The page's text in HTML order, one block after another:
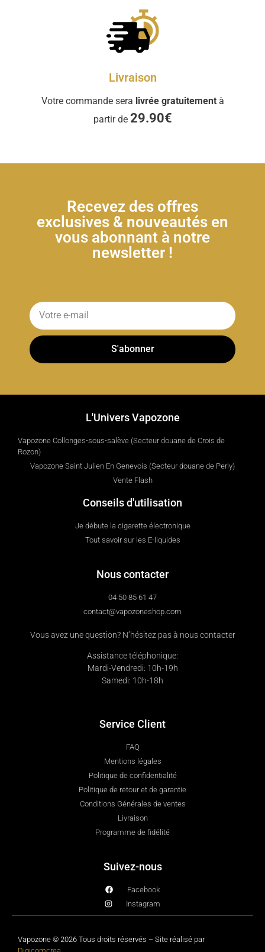
Livraison
Votre commande sera livrée gratuitement à
partir de 29.90€
Recevez des offres
exclusives & nouveautés en
vous abonnant à notre
newsletter !
S'abonner
L'Univers Vapozone
Vapozone Collonges-sous-salève (Secteur douane de Crois de
Rozon)
Vapozone Saint Julien En Genevois (Secteur douane de Perly)
Vente Flash
Conseils d'utilisation
Je débute la cigarette électronique
Tout savoir sur les E-liquides
Nous contacter
04 50 85 61 47
contact@vapozoneshop.com
Vous avez une question? N’hésitez pas à nous contacter
Assistance téléphonique:
Mardi-Vendredi: 10h-19h
Samedi: 10h-18h
Service Client
FAQ
Mentions légales
Politique de confidentialité
Politique de retour et de garantie
Conditions Générales de ventes
Livraison
Programme de fidélité
Suivez-nous
Facebook
Instagram
Vapozone © 2026 Tous droits réservés – Site réalisé par